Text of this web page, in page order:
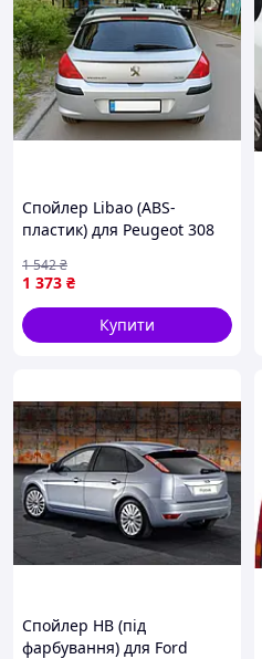
Спойлер Libao (ABS-
пластик) для Peugeot 308
1 373 ₴
1 542₴
Купити
Спойлер HB (під
фарбування) для Ford